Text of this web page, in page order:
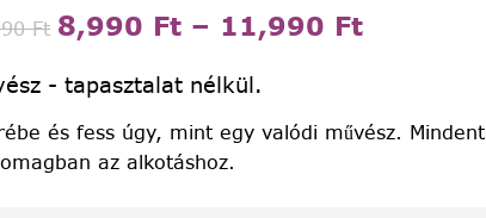
Ft 8,990 Ft – 11,990 Ft
- tapasztalat nélkül.
és fess úgy, mint egy valódi művész. Mindent
az alkotáshoz.